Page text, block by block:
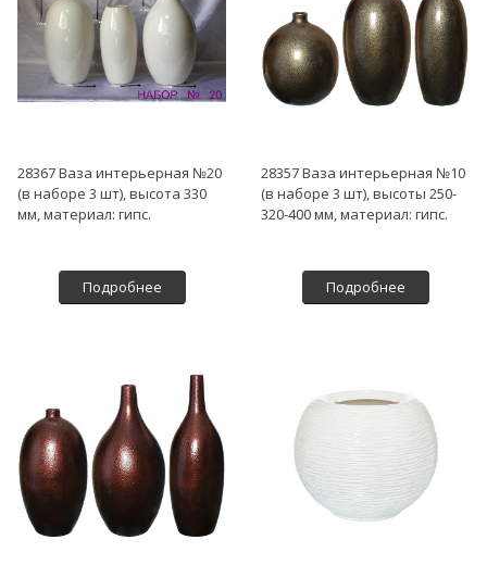
28367 Ваза интерьерная №20
(в наборе 3 шт), высота 330
мм, материал: гипс.
Подробнее
28357 Ваза интерьерная №10
(в наборе 3 шт), высоты 250-
320-400 мм, материал: гипс.
Подробнее